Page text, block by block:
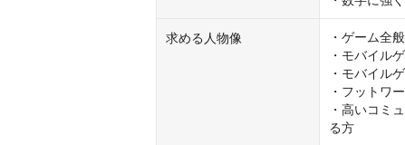
求める人物像
・ゲーム全
・モバイル
・モバイル
・フットワ
・高いコミ
る方